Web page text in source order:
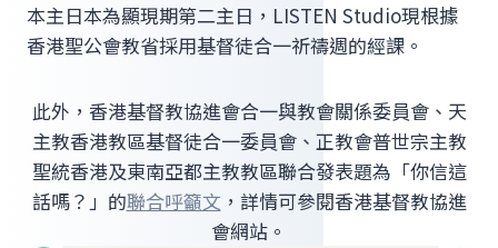
本主日本為顯現期第二主日，LISTEN Studio現根據
香港聖公會教省採用基督徒合一祈禱週的經課。
此外，香港基督教協進會合一與教會關係委員會、天
主教香港教區基督徒合一委員會、正教會普世宗主教
聖統香港及東南亞都主教教區聯合發表題為「你信這
話嗎？」的聯合呼籲文，詳情可參閱香港基督教協進
會網站。